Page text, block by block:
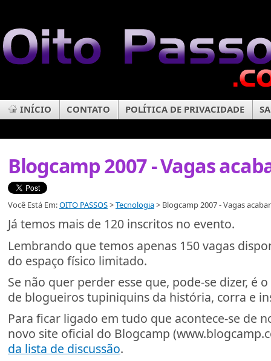
INÍCIO CONTATO POLÍTICA DE PRIVACIDADE
Blogcamp 2007 - Vagas
Você Está Em:OITO PASSOS>Tecnologia> Blogcamp 2007 - Vagas
Já temos mais de 120 inscritos no evento.
Lembrando que temos apenas 150 vagas
do espaço físico limitado.
Se não quer perder esse que, pode-se dizer, é
de blogueiros tupiniquins da história, corra e
Para ficar ligado em tudo que acontece-se de
novo site oficial do Blogcamp
da lista de discussão.